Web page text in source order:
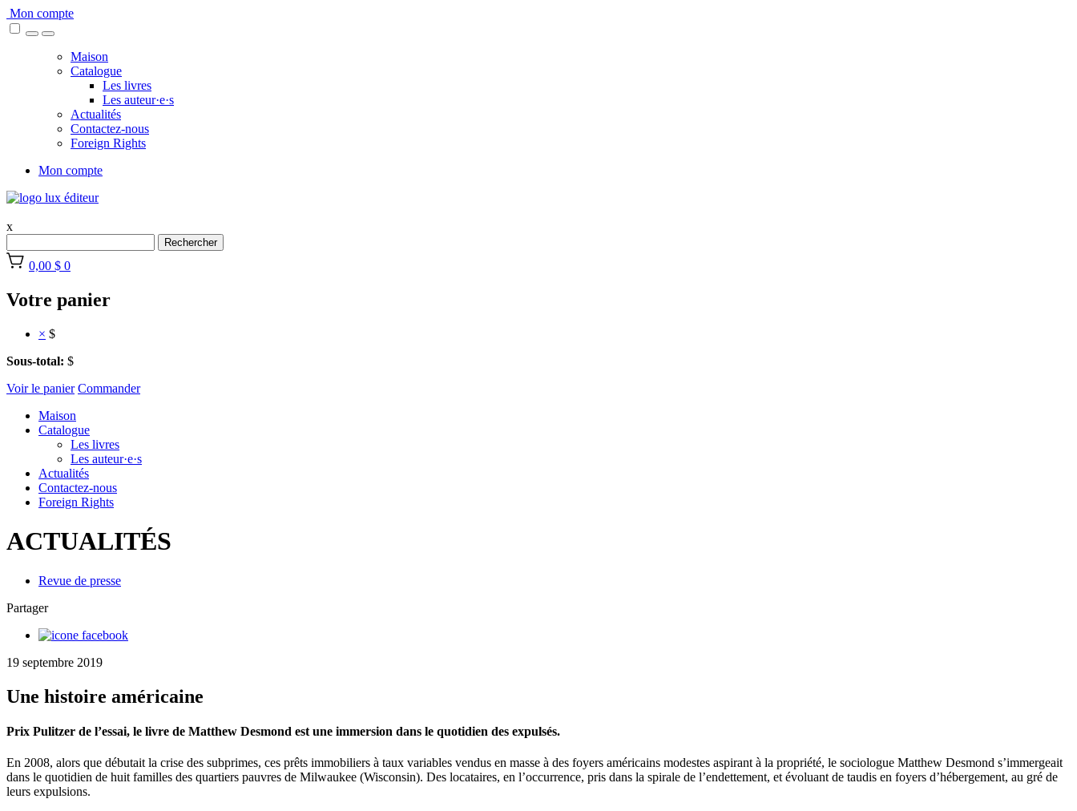
Skip
to
Mon compte
Maison
Catalogue
Les livres
Les auteur·e·s
Actualités
Contactez-nous
Foreign Rights
Mon compte
x
Rechercher
0,00 $ 0
Votre panier
× $
Sous-total: $
Voir le panier Commander
Maison
Catalogue
Les livres
Les auteur·e·s
Actualités
Contactez-nous
Foreign Rights
ACTUALITÉS
Revue de presse
Partager
19 septembre 2019
Une histoire américaine
Prix Pulitzer de l’essai, le livre de Matthew Desmond est une immersion dans le quotidien des expulsés.
En 2008, alors que débutait la crise des subprimes, ces prêts immobiliers à taux variables vendus en masse à des foyers américains modestes aspirant à la propriété, le sociologue Matthew Desmond s’immergeait
dans le quotidien de huit familles des quartiers pauvres de Milwaukee (Wisconsin). Des locataires, en l’occurrence, pris dans la spirale de l’endettement, et évoluant de taudis en foyers d’hébergement, au gré de
leurs expulsions.